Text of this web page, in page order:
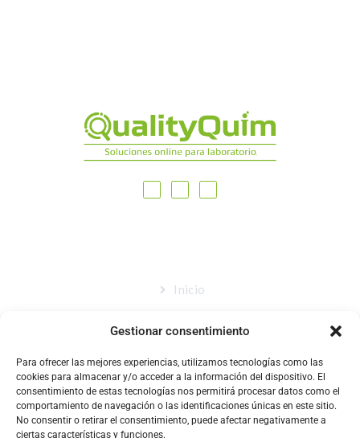
Gestionar consentimiento
Para ofrecer las mejores experiencias, utilizamos tecnologías como las
cookies para almacenar y/o acceder a la información del dispositivo. El
consentimiento de estas tecnologías nos permitirá procesar datos como el
comportamiento de navegación o las identificaciones únicas en este sitio.
No consentir o retirar el consentimiento, puede afectar negativamente a
ciertas características y funciones.
Inicio
Catálogo
Blog
Contacto